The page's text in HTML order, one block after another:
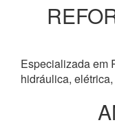
Especializada em
hidráulica,